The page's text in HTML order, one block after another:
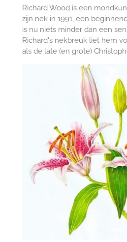
Richard Wood is een
zijn nek in 1991, een
is nu niets minder dan een
Richard's nekbreuk liet hem
als de late (en grote)